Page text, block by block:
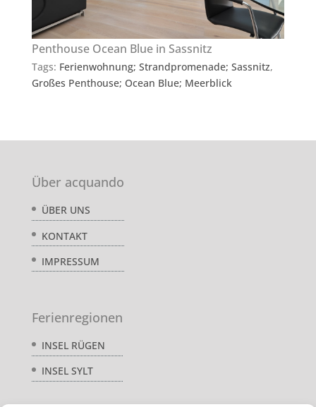
Penthouse Ocean Blue in Sassnitz
Tags: Ferienwohnung; Strandpromenade; Sassnitz,
Großes Penthouse; Ocean Blue; Meerblick
Über acquando
ÜBER UNS
KONTAKT
IMPRESSUM
Ferienregionen
INSEL RÜGEN
INSEL SYLT